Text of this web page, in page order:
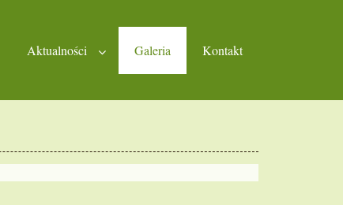
Aktualności Galeria Kontakt